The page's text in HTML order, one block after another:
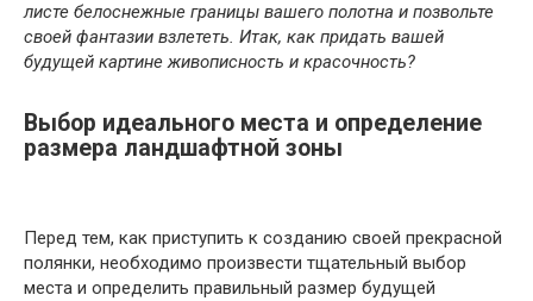
листе белоснежные границы вашего полотна и позвольте
своей фантазии взлететь. Итак, как придать вашей
будущей картине живописность и красочность?
Выбор идеального места и определение
размера ландшафтной зоны
Перед тем, как приступить к созданию своей прекрасной
полянки, необходимо произвести тщательный выбор
места и определить правильный размер будущей